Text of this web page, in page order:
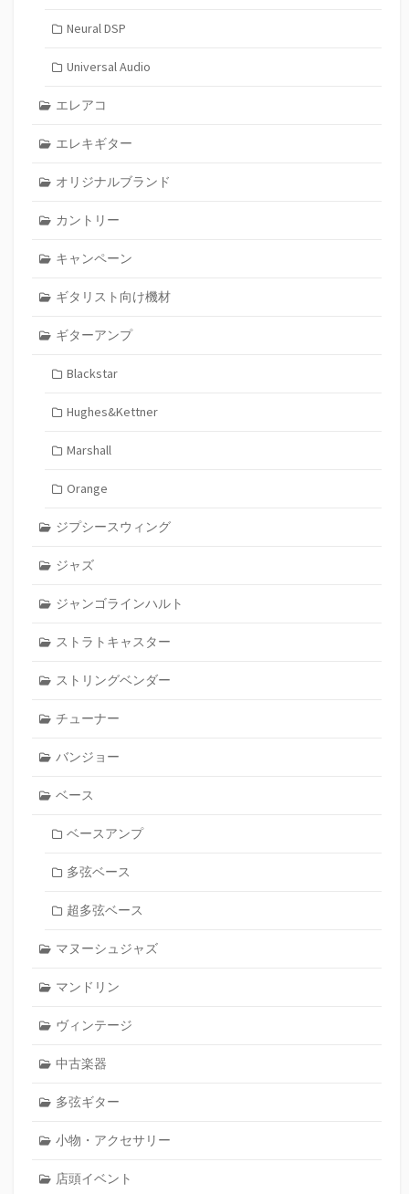
Neural DSP
Universal Audio
エレアコ
エレキギター
オリジナルブランド
カントリー
キャンペーン
ギタリスト向け機材
ギターアンプ
Blackstar
Hughes&Kettner
Marshall
Orange
ジプシースウィング
ジャズ
ジャンゴラインハルト
ストラトキャスター
ストリングベンダー
チューナー
バンジョー
ベース
ベースアンプ
多弦ベース
超多弦ベース
マヌーシュジャズ
マンドリン
ヴィンテージ
中古楽器
多弦ギター
小物・アクセサリー
店頭イベント